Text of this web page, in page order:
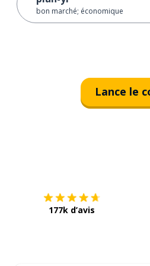
bon marché; économique
Lance le
177k d’avis